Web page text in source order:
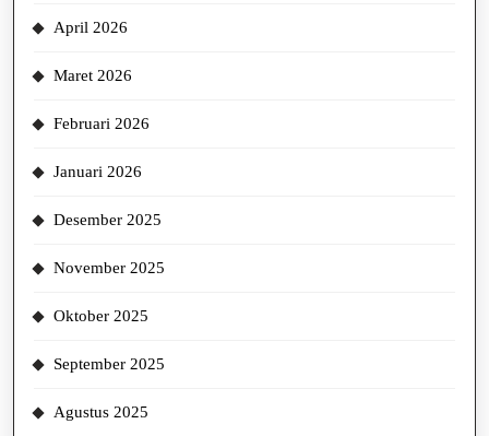
April 2026
Maret 2026
Februari 2026
Januari 2026
Desember 2025
November 2025
Oktober 2025
September 2025
Agustus 2025